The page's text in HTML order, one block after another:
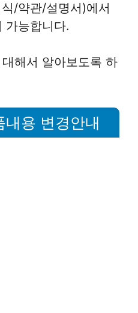
/약관/설명서)에서
가능합니다.
해서 알아보도록 하
내용 변경안내